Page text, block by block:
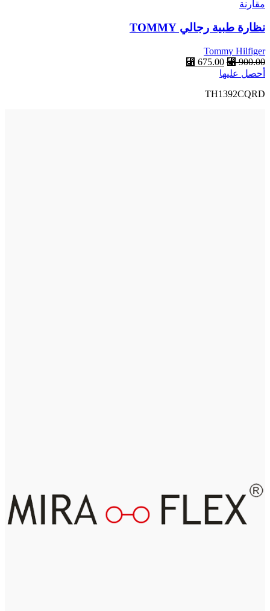
مقارنة
نظارة طبية رجالي TOMMY
Tommy Hilfiger
⃁900.00
⃁ 675.00
أحصل عليها
TH1392CQRD